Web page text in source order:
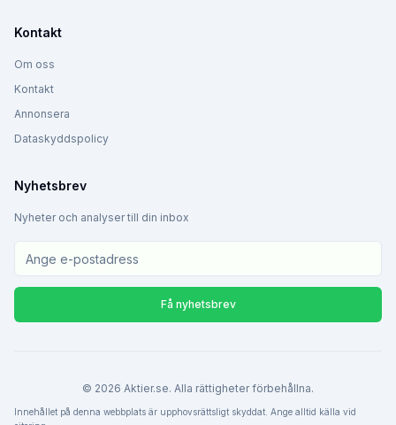
Kontakt
Om oss
Kontakt
Annonsera
Dataskyddspolicy
Nyhetsbrev
Nyheter och analyser till din inbox
Få nyhetsbrev
© 2026 Aktier.se. Alla rättigheter förbehållna.
Innehållet på denna webbplats är upphovsrättsligt skyddat. Ange alltid källa vid